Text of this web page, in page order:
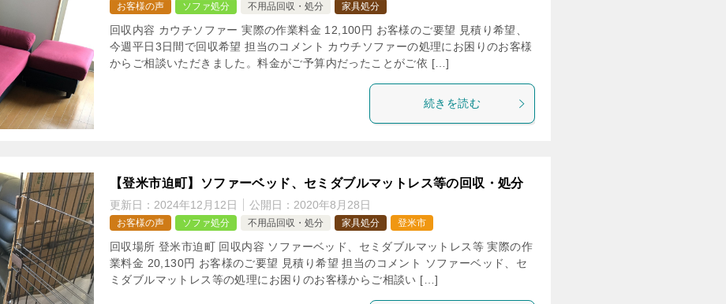
お客様の声 ソファ処分 不用品回収・処分 家具処分
回収内容 カウチソファー 実際の作業料金 12,100円 お客様のご要望 見積り希望、
今週平日3日間で回収希望 担当のコメント カウチソファーの処理にお困りのお客様
からご相談いただきました。料金がご予算内だったことがご依 […]
続きを読む
【登米市迫町】ソファーベッド、セミダブルマットレス等の回収・処分
更新日： 2024年12月12日 公開日： 2020年8月28日
お客様の声 ソファ処分 不用品回収・処分 家具処分 登米市
回収場所 登米市迫町 回収内容 ソファーベッド、セミダブルマットレス等 実際の作
業料金 20,130円 お客様のご要望 見積り希望 担当のコメント ソファーベッド、セ
ミダブルマットレス等の処理にお困りのお客様からご相談い […]